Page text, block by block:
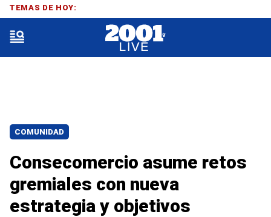
COMUNIDAD
Consecomercio asume retos
gremiales con nueva
estrategia y objetivos
TEMAS DE HOY: